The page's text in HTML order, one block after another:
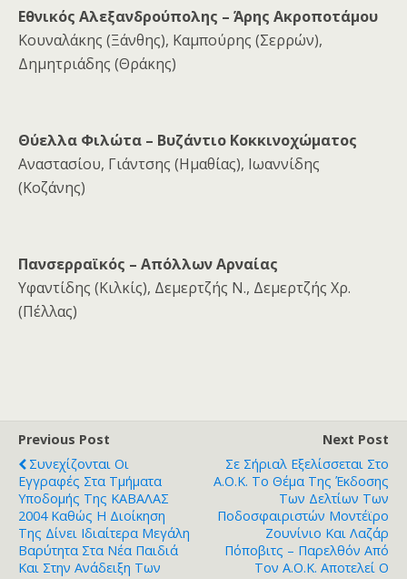
Εθνικός Αλεξανδρούπολης – Άρης Ακροποτάμου
Κουναλάκης (Ξάνθης), Καμπούρης (Σερρών),
Δημητριάδης (Θράκης)
Θύελλα Φιλώτα – Βυζάντιο Κοκκινοχώματος
Αναστασίου, Γιάντσης (Ημαθίας), Ιωαννίδης
(Κοζάνης)
Πανσερραϊκός – Απόλλων Αρναίας
Υφαντίδης (Κιλκίς), Δεμερτζής Ν., Δεμερτζής Χρ.
(Πέλλας)
Previous Post
Συνεχίζονται Οι
Εγγραφές Στα Τμήματα
Υποδομής Της ΚΑΒΑΛΑΣ
2004 Καθώς Η Διοίκηση
Της Δίνει Ιδιαίτερα Μεγάλη
Βαρύτητα Στα Νέα Παιδιά
Και Στην Ανάδειξη Των
Next Post
Σε Σήριαλ Εξελίσσεται Στο
Α.Ο.Κ. Το Θέμα Της Έκδοσης
Των Δελτίων Των
Ποδοσφαιριστών Μοντέϊρο
Ζουνίνιο Και Λαζάρ
Πόποβιτς – Παρελθόν Από
Τον Α.Ο.Κ. Αποτελεί Ο